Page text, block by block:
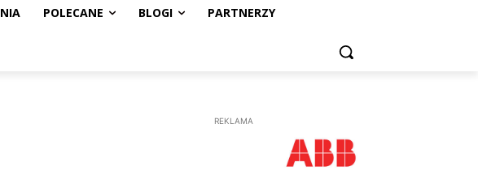
POLECANE BLOGI PARTNERZY
REKLAMA